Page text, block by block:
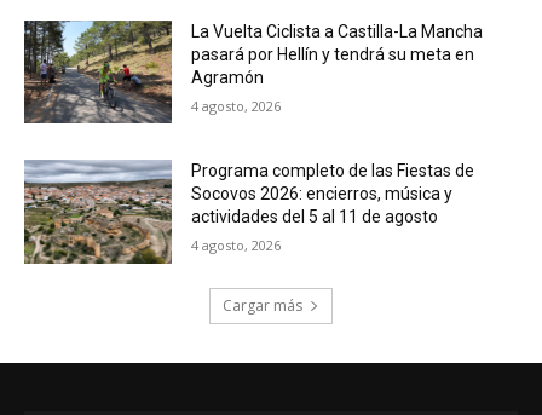
La Vuelta Ciclista a Castilla-La Mancha
pasará por Hellín y tendrá su meta en
Agramón
4 agosto, 2026
Programa completo de las Fiestas de
Socovos 2026: encierros, música y
actividades del 5 al 11 de agosto
4 agosto, 2026
Cargar más